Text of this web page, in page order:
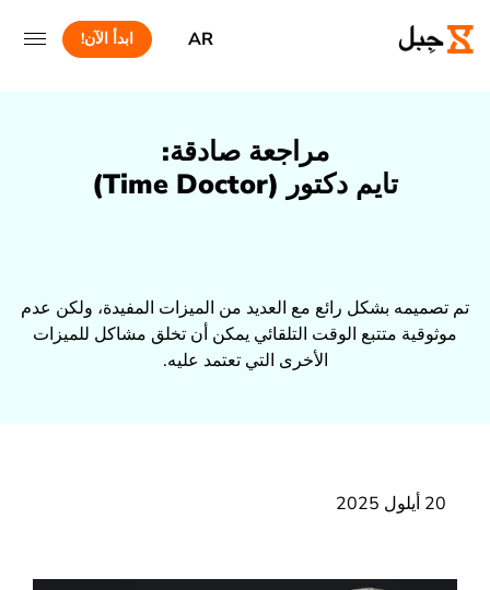
AR ابدأ الآن!
مراجعة صادقة:
تايم دكتور (Time Doctor)
تم تصميمه بشكل رائع مع العديد من الميزات المفيدة، ولكن عدم
موثوقية متتبع الوقت التلقائي يمكن أن تخلق مشاكل للميزات
الأخرى التي تعتمد عليه.
20 أيلول 2025